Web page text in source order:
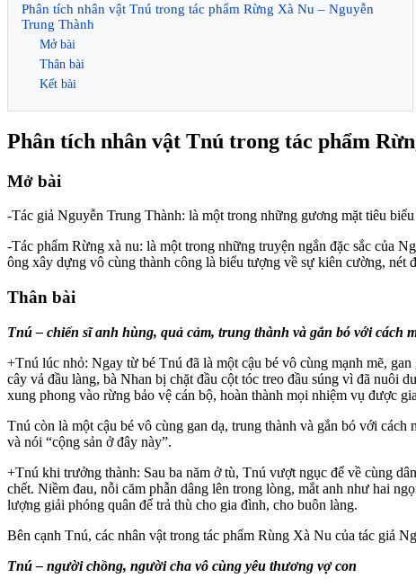
Phân tích nhân vật Tnú trong tác phẩm Rừng Xà Nu – Nguyễn
Trung Thành
Mở bài
Thân bài
Kết bài
Phân tích nhân vật Tnú trong tác phẩm
Mở bài
-Tác giả Nguyễn Trung Thành: là một trong những gương mặt tiêu
-Tác phẩm Rừng xà nu: là một trong những truyện ngắn đặc sắc của
ông xây dựng vô cùng thành công là biểu tượng về sự kiên cường, nét
Thân bài
Tnú – chiến sĩ anh hùng, quả cảm, trung thành và gắn bó với cách
+Tnú lúc nhỏ: Ngay từ bé Tnú đã là một cậu bé vô cùng mạnh mẽ,
cây vả đầu làng, bà Nhan bị chặt đầu cột tóc treo đầu súng vì đã nuôi
xung phong vào rừng bảo vệ cán bộ, hoàn thành mọi nhiệm vụ được
Tnú còn là một cậu bé vô cùng gan dạ, trung thành và gắn bó với
và nói “cộng sản ở đây này”.
+Tnú khi trưởng thành: Sau ba năm ở tù, Tnú vượt ngục để về cùng
chết. Niềm đau, nỗi căm phẫn dâng lên trong lòng, mắt anh như hai
lượng giải phóng quân để trả thù cho gia đình, cho buôn làng.
Bên cạnh Tnú, các nhân vật trong tác phẩm Rùng Xà Nu của tác giả
Tnú – người chồng, người cha vô cùng yêu thương vợ con